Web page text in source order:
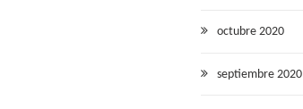
octubre 2020
septiembre 2020